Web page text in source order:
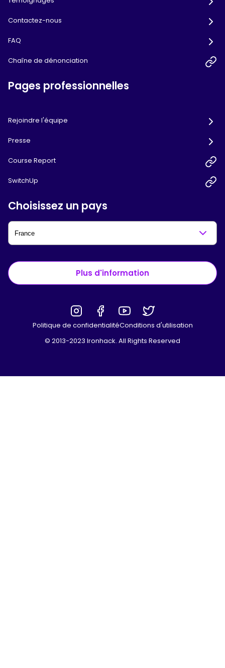
Contactez-nous
FAQ
Chaîne de dénonciation
Pages professionnelles
Rejoindre l'équipe
Presse
Course Report
SwitchUp
Choisissez un pays
Plus d'information
Politique de confidentialitéConditions d'utilisation
© 2013-2023 Ironhack. All Rights Reserved